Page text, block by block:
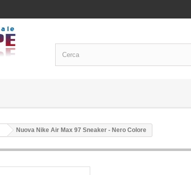
Nuova Nike Air Max 97 Sneaker - Nero Colore